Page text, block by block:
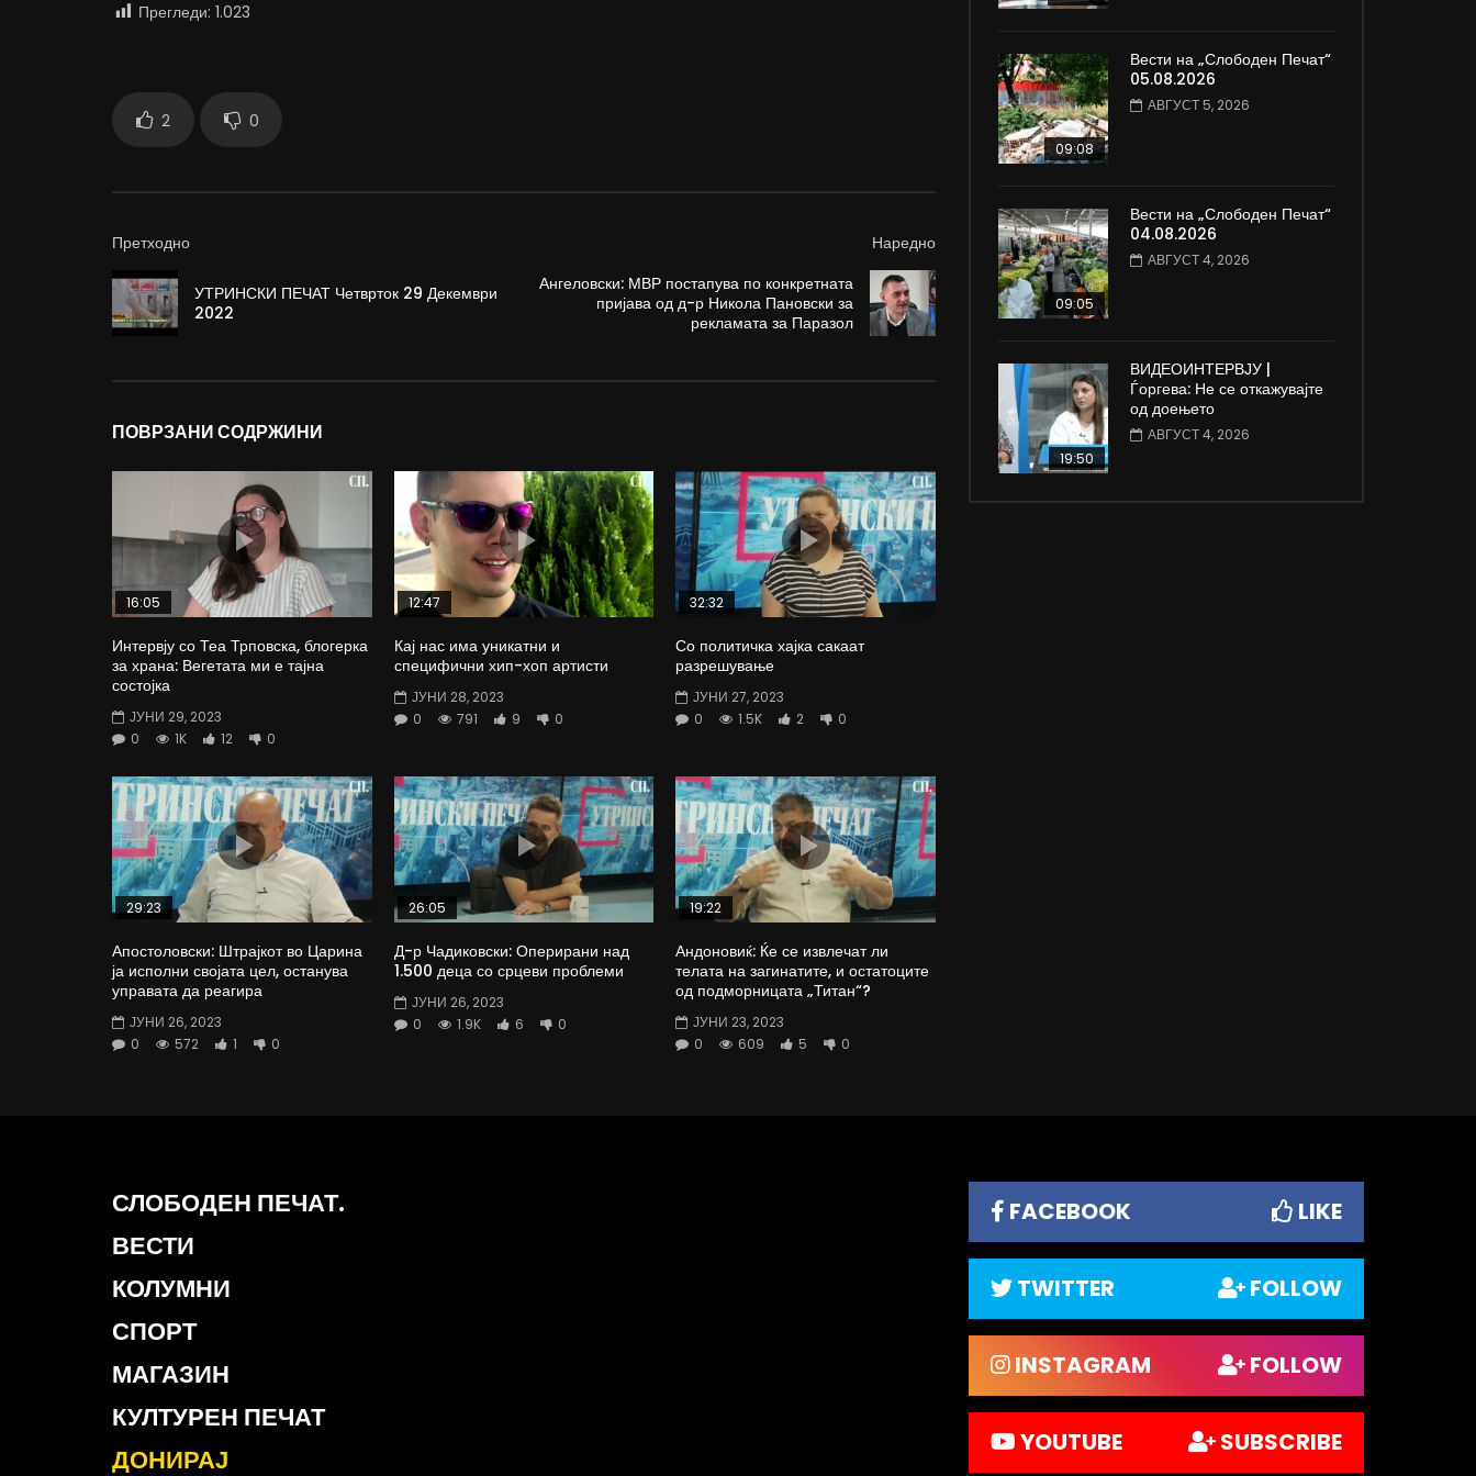
Прегледи: 1.023
2 0
Претходно
УТРИНСКИ ПЕЧАТ Четврток 29 Декември
2022
Наредно
Ангеловски: МВР постапува по конкретната
пријава од д-р Никола Пановски за
рекламата за Паразол
ПОВРЗАНИ СОДРЖИНИ
16:05
Интервју со Теа Трповска, блогерка
за храна: Вегетата ми е тајна
состојка
ЈУНИ 29, 2023
0
1K 12 0
12:47
Кај нас има уникатни и
специфични хип-хоп артисти
ЈУНИ 28, 2023
0
791 9 0
32:32
Со политичка хајка сакаат
разрешување
ЈУНИ 27, 2023
0
1.5K 2 0
29:23
Апостоловски: Штрајкот во Царина
ја исполни својата цел, останува
управата да реагира
ЈУНИ 26, 2023
0
572 1 0
26:05
Д-р Чадиковски: Оперирани над
1.500 деца со срцеви проблеми
ЈУНИ 26, 2023
0
1.9K 6 0
19:22
Андоновиќ: Ќе се извлечат ли
телата на загинатите, и остатоците
од подморницата „Титан“?
ЈУНИ 23, 2023
0
609 5 0
09:08
Вести на „Слободен Печат“
05.08.2026
АВГУСТ 5, 2026
09:05
Вести на „Слободен Печат“
04.08.2026
АВГУСТ 4, 2026
19:50
ВИДЕОИНТЕРВЈУ |
Ѓоргева: Не се откажувајте
од доењето
АВГУСТ 4, 2026
СЛОБОДЕН ПЕЧАТ.
ВЕСТИ
КОЛУМНИ
СПОРТ
МАГАЗИН
КУЛТУРЕН ПЕЧАТ
ДОНИРАЈ
FACEBOOK LIKE
TWITTER FOLLOW
INSTAGRAM FOLLOW
YOUTUBE SUBSCRIBE